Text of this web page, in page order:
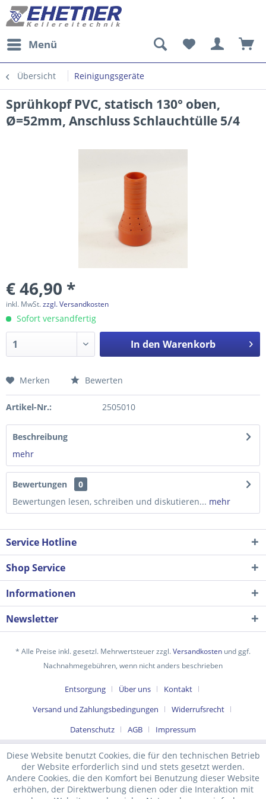
Menü
Übersicht Reinigungsgeräte
Sprühkopf PVC, statisch 130° oben,
Ø=52mm, Anschluss Schlauchtülle 5/4
€ 46,90 *
inkl. MwSt.zzgl. Versandkosten
Sofort versandfertig
In den Warenkorb
Preis anfragen
Ich habe dieDatenschutzerklärunggelesen,
Mit * gekennzeichnete Felder sind Pflichtfelder.
Merken Bewerten
Artikel-Nr.: 2505010
Beschreibung
mehr
Bewertungen
0
Bewertungen lesen, schreiben und diskutieren... mehr
Service Hotline
Shop Service
Informationen
Newsletter
* Alle Preise inkl. gesetzl. Mehrwertsteuer zzgl.Versandkosten und ggf.
Nachnahmegebühren, wenn nicht anders beschrieben
Entsorgung Über uns
Kontakt
Versand und Zahlungsbedingungen
Widerrufsrecht
Datenschutz
AGB Impressum
Diese Website benutzt Cookies, die für den technischen Betrieb
der Website erforderlich sind und stets gesetzt werden.
Andere Cookies, die den Komfort bei Benutzung dieser Website
erhöhen, der Direktwerbung dienen oder die Interaktion mit